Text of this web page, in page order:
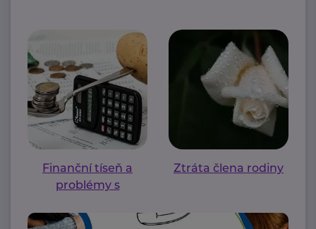
Finanční tíseň a
problémy s
Ztráta člena rodiny